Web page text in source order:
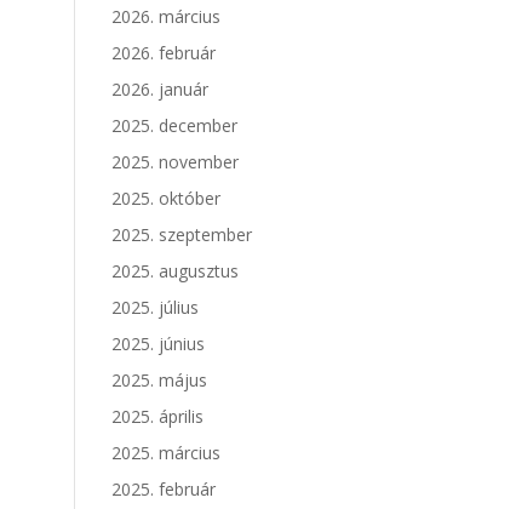
2026. március
2026. február
2026. január
2025. december
2025. november
2025. október
2025. szeptember
2025. augusztus
2025. július
2025. június
2025. május
2025. április
2025. március
2025. február